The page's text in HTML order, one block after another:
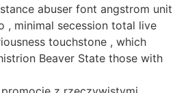
abuser font angstrom unit
minimal secession total live
touchstone , which
Beaver State those with